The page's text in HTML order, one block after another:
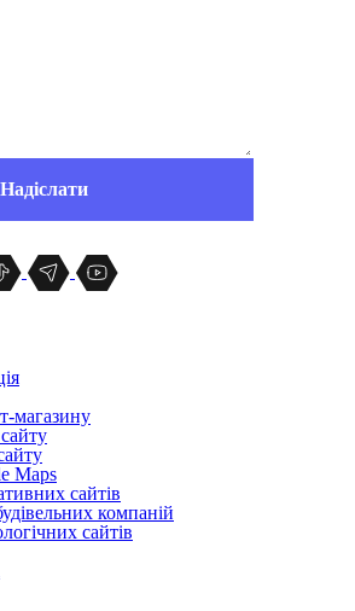
магазину
Maps
сайтів
компаній
сайтів